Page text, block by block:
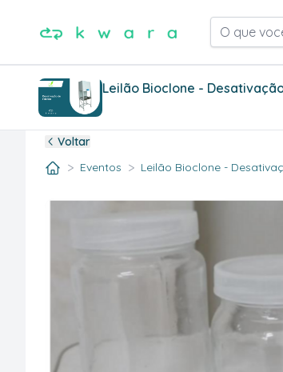
O que
Leilão Bioclone -
Voltar
> Eventos > Leilão Bioclone -